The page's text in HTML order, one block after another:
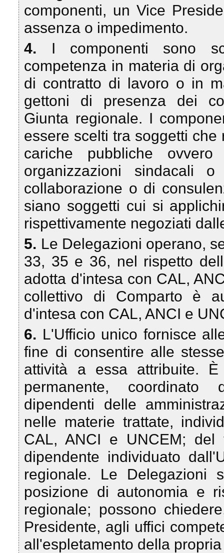
componenti, un Vice
assenza o impedimento.
4. I componenti sono
competenza in materia di
di contratto di lavoro o in
gettoni di presenza dei
Giunta regionale. I
essere scelti tra soggetti
cariche pubbliche
organizzazioni sindacali
collaborazione o di
siano soggetti cui si
rispettivamente negoziati
5. Le Delegazioni operano,
33, 35 e 36, nel rispetto
adotta d'intesa con CAL,
collettivo di Comparto è
d'intesa con CAL, ANCI e
6. L'Ufficio unico fornisce
fine di consentire alle
attività a essa attribuite.
permanente,
dipendenti delle
nelle materie trattate,
CAL, ANCI e UNCEM;
dipendente individuato
regionale. Le Delegazioni
posizione di autonomia e
regionale; possono
Presidente, agli uffici
all'espletamento della